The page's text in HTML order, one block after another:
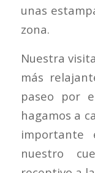
unas
zona.
Nuestra
más
paseo por
hagamos a
importante
nuestro